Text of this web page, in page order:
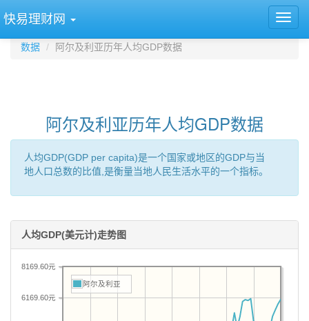
快易理财网
数据 阿尔及利亚历年人均GDP数据
阿尔及利亚历年人均GDP数据
人均GDP(GDP per capita)是一个国家或地区的GDP与当
地人口总数的比值,是衡量当地人民生活水平的一个指标。
人均GDP(美元计)走势图
6169.60元
8169.60元
阿尔及利亚